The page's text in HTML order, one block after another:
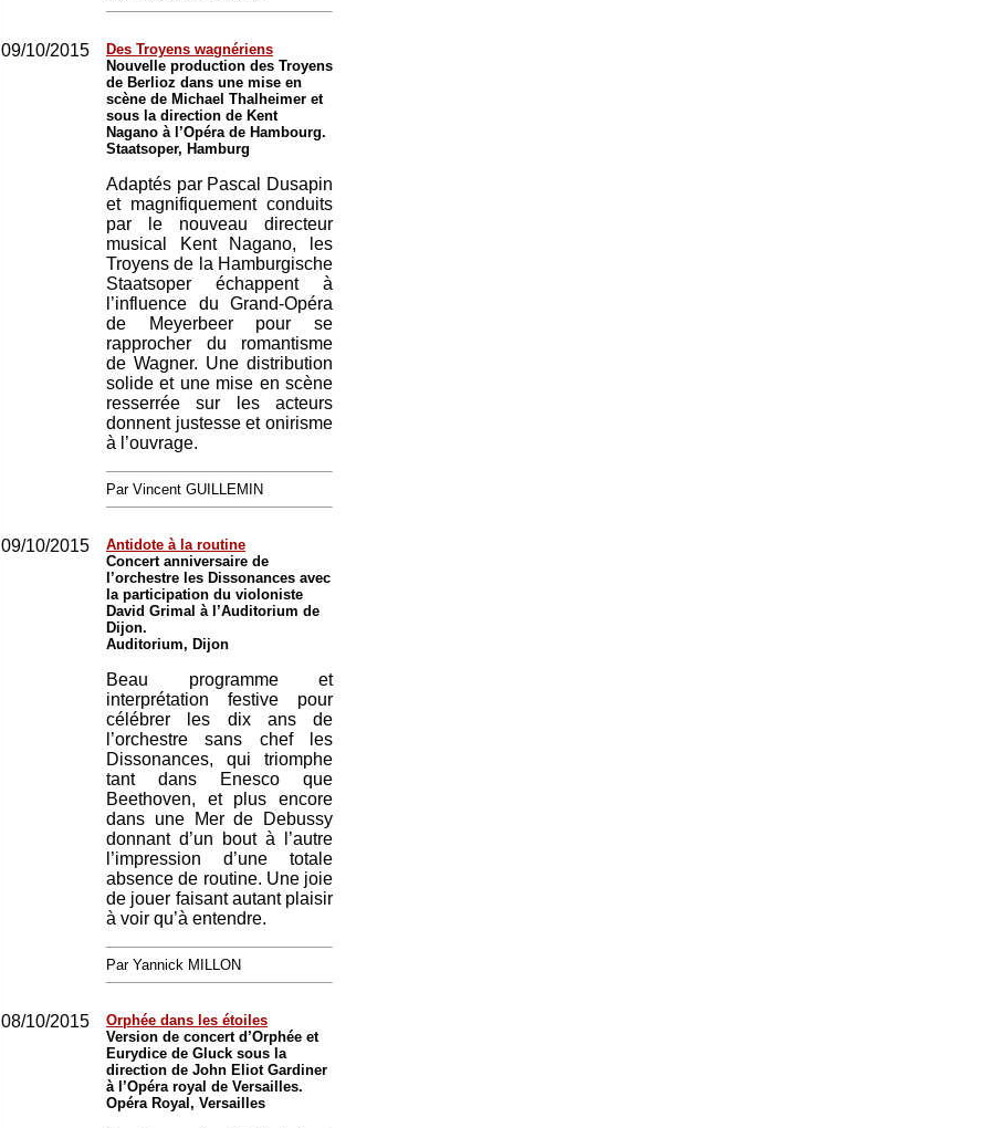
09/10/2015
Des Troyens wagnériens
Nouvelle production des Troyens
de Berlioz dans une mise en
scène de Michael Thalheimer et
sous la direction de Kent
Nagano à l’Opéra de Hambourg.
Staatsoper, Hamburg
Adaptés par Pascal Dusapin
et magnifiquement conduits
par le nouveau directeur
musical Kent Nagano, les
Troyens de la Hamburgische
Staatsoper échappent à
l’influence du Grand-Opéra
de Meyerbeer pour se
rapprocher du romantisme
de Wagner. Une distribution
solide et une mise en scène
resserrée sur les acteurs
donnent justesse et onirisme
à l’ouvrage.
Par Vincent GUILLEMIN
09/10/2015
Antidote à la routine
Concert anniversaire de
l’orchestre les Dissonances avec
la participation du violoniste
David Grimal à l’Auditorium de
Dijon.
Auditorium, Dijon
Beau programme et
interprétation festive pour
célébrer les dix ans de
l’orchestre sans chef les
Dissonances, qui triomphe
tant dans Enesco que
Beethoven, et plus encore
dans une Mer de Debussy
donnant d’un bout à l’autre
l’impression d’une totale
absence de routine. Une joie
de jouer faisant autant plaisir
à voir qu’à entendre.
Par Yannick MILLON
08/10/2015
Orphée dans les étoiles
Version de concert d’Orphée et
Eurydice de Gluck sous la
direction de John Eliot Gardiner
à l’Opéra royal de Versailles.
Opéra Royal, Versailles